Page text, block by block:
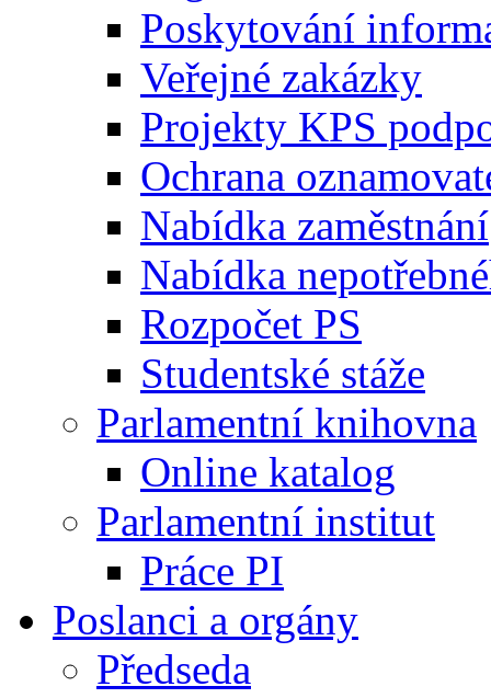
Poskytování
Veřejné zakázky
Projekty KPS
Ochrana
Nabídka zaměstnání
Nabídka
Rozpočet PS
Studentské stáže
Parlamentní knihovna
Online katalog
Parlamentní institut
Práce PI
Poslanci a orgány
Předseda